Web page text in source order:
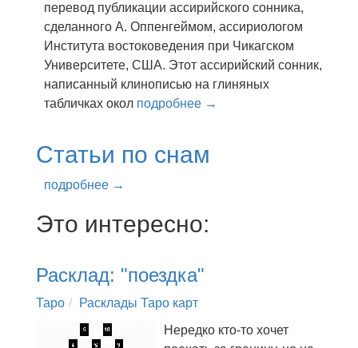
перевод публикации ассирийского сонника,
сделанного А. Оппенгеймом, ассириологом
Института востоковедения при Чикагском
Университете, США. Этот ассирийский сонник,
написанный клинописью на глиняных
табличках окол подробнее →
Статьи по снам
подробнее →
Это интересно:
Расклад: "поездка"
Таро
Расклады Таро карт
Нередко кто-то хочет